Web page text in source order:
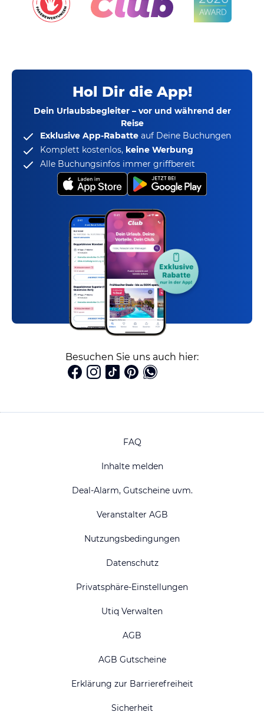
Hol Dir die App!
Dein Urlaubsbegleiter – vor und während der
Reise
Exklusive App-Rabatte auf Deine Buchungen
Komplett kostenlos, keine Werbung
Alle Buchungsinfos immer griffbereit
Besuchen Sie uns auch hier:
FAQ
Inhalte melden
Deal-Alarm, Gutscheine uvm.
Veranstalter AGB
Nutzungsbedingungen
Datenschutz
Privatsphäre-Einstellungen
Utiq Verwalten
AGB
AGB Gutscheine
Erklärung zur Barrierefreiheit
Sicherheit